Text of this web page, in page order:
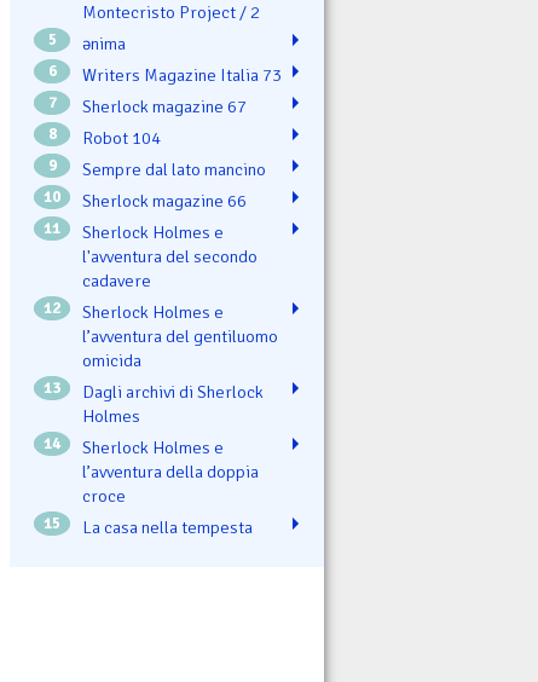
Montecristo Project / 2
5 ənima
6 Writers Magazine Italia 73
7 Sherlock magazine 67
8 Robot 104
9 Sempre dal lato mancino
10 Sherlock magazine 66
11
Sherlock Holmes e
l'avventura del secondo
cadavere
12
Sherlock Holmes e
l’avventura del gentiluomo
omicida
13
Dagli archivi di Sherlock
Holmes
14
Sherlock Holmes e
l’avventura della doppia
croce
15 La casa nella tempesta